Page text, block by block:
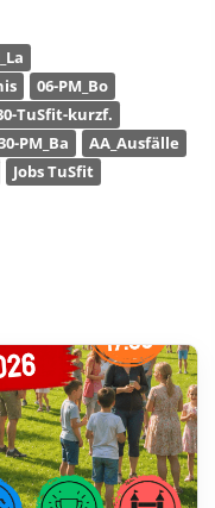
06-PM_Bo
TuSfit-kurzf.
PM_Ba
AA_Ausfälle
Jobs TuSfit